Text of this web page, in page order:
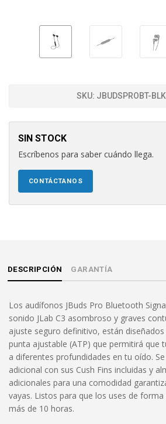
SKU: JBUDSPROBT-
SIN STOCK
Escríbenos para saber cuándo llega.
CONTÁCTANOS
DESCRIPCIÓN GARANTÍA
Los audífonos JBuds Pro Bluetooth
sonido JLab C3 asombroso y graves
ajuste seguro definitivo, están
punta ajustable (ATP) que permitirá que
a diferentes profundidades en tu oído.
adicional con sus Cush Fins incluidas y
adicionales para una comodidad
vayas. Listos para que los uses de
más de 10 horas.